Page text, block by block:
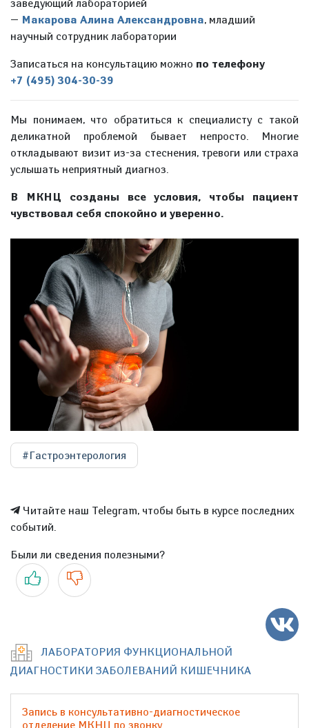
заведующий лабораторией
— Макарова Алина Александровна, младший
научный сотрудник лаборатории
Записаться на консультацию можно по телефону
+7 (495) 304-30-39
Мы понимаем, что обратиться к специалисту с такой
деликатной проблемой бывает непросто. Многие
откладывают визит из-за стеснения, тревоги или страха
услышать неприятный диагноз.
В МКНЦ созданы все условия, чтобы пациент
чувствовал себя спокойно и уверенно.
#Гастроэнтерология
Читайте наш Telegram, чтобы быть в курсе последних
событий.
Были ли сведения полезными?
Да
ЛАБОРАТОРИЯ ФУНКЦИОНАЛЬНОЙ
ДИАГНОСТИКИ ЗАБОЛЕВАНИЙ КИШЕЧНИКА
Запись в консультативно-диагностическое
отделение МКНЦ по звонку